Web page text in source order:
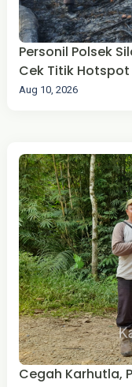
Personil Polsek
Cek Titik Hotspot
Aug 10, 2026
Cegah Karhutla,